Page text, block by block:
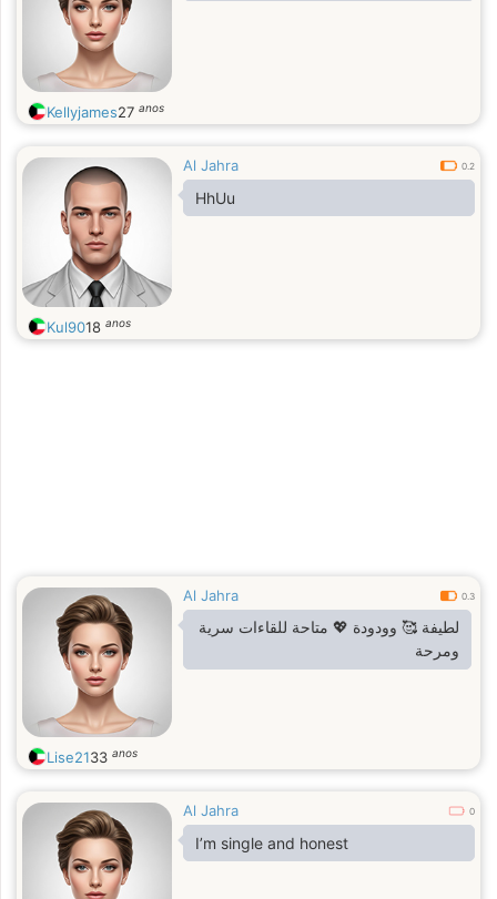
Kellyjames27 anos
Al Jahra 0.2
HhUu
Kul9018 anos
Al Jahra 0.3
لطيفة 🥰 وودودة 💖 متاحة للقاءات سرية
ومرحة
Lise2133 anos
Al Jahra 0
I’m single and honest